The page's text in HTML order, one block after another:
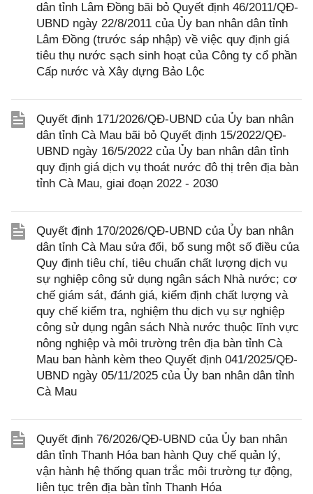
dân tỉnh Lâm Đồng bãi bỏ Quyết định 46/2011/QĐ-
UBND ngày 22/8/2011 của Ủy ban nhân dân tỉnh
Lâm Đồng (trước sáp nhập) về việc quy định giá
tiêu thụ nước sạch sinh hoạt của Công ty cổ phần
Cấp nước và Xây dựng Bảo Lộc
Quyết định 171/2026/QĐ-UBND của Ủy ban nhân
dân tỉnh Cà Mau bãi bỏ Quyết định 15/2022/QĐ-
UBND ngày 16/5/2022 của Ủy ban nhân dân tỉnh
quy định giá dịch vụ thoát nước đô thị trên địa bàn
tỉnh Cà Mau, giai đoạn 2022 - 2030
Quyết định 170/2026/QĐ-UBND của Ủy ban nhân
dân tỉnh Cà Mau sửa đổi, bổ sung một số điều của
Quy định tiêu chí, tiêu chuẩn chất lượng dịch vụ
sự nghiệp công sử dụng ngân sách Nhà nước; cơ
chế giám sát, đánh giá, kiểm định chất lượng và
quy chế kiểm tra, nghiệm thu dịch vụ sự nghiệp
công sử dụng ngân sách Nhà nước thuộc lĩnh vực
nông nghiệp và môi trường trên địa bàn tỉnh Cà
Mau ban hành kèm theo Quyết định 041/2025/QĐ-
UBND ngày 05/11/2025 của Ủy ban nhân dân tỉnh
Cà Mau
Quyết định 76/2026/QĐ-UBND của Ủy ban nhân
dân tỉnh Thanh Hóa ban hành Quy chế quản lý,
vận hành hệ thống quan trắc môi trường tự động,
liên tục trên địa bàn tỉnh Thanh Hóa